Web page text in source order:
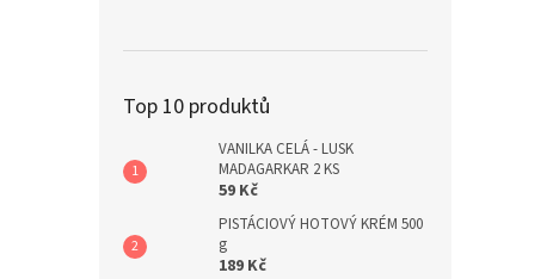
Top 10 produktů
VANILKA CELÁ - LUSK
MADAGARKAR 2 KS
59 Kč
PISTÁCIOVÝ HOTOVÝ KRÉM 500
g
189 Kč